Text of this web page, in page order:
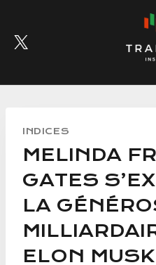
content
INDICES
MELINDA
GATES
LA
ELON